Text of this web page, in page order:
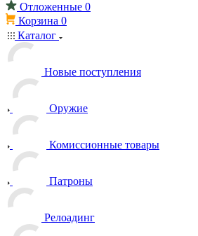
Отложенные 0
Корзина 0
Каталог
Новые поступления
Оружие
Комиссионные товары
Патроны
Релоадинг